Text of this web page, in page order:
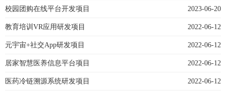
2023-06-20
校园团购在线平台开发项目
2022-06-12
教育培训VR应用研发项目
2022-06-12
元宇宙+社交App研发项目
2022-06-12
居家智慧医养信息平台项目
2022-06-12
医药冷链溯源系统研发项目